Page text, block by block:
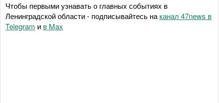
Чтобы первыми узнавать о главных событиях в
Ленинградской области - подписывайтесь наканал 47news в
Telegram и в Maх